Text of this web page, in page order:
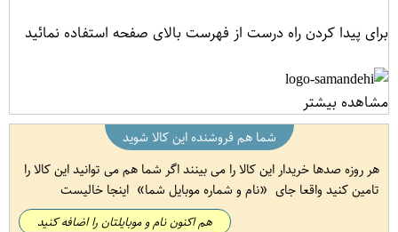
برای پیدا کردن راه درست از فهرست بالای صفحه استفاده نمائید
مشاهده بیشتر
شما هم فروشنده این کالا شوید
هر روزه صدها خریدار این کالا را می بینند اگر شما هم می توانید این کالا را
تامین کنید واقعا جای
نام و شماره موبایل شما اینجا خالیست
هم اکنون نام و موبایلتان را اضافه کنید